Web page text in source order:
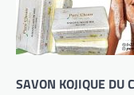
SAVON KOJIQUE DU